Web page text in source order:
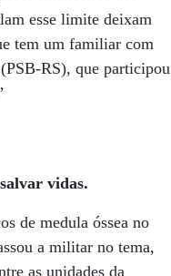
esse limite deixam
tem um familiar com
RS), que participou
vidas.
de medula óssea no
a militar no tema,
as unidades da